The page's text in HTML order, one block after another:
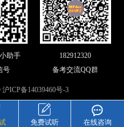
助手
号
182912320
备考交流QQ群
沪ICP备14039460号-3
免费试听 在线咨询